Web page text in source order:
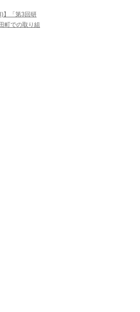
】「第3回研
町での取り組